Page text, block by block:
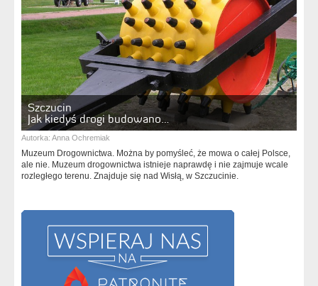
Szczucin
Jak kiedyś drogi budowano…
Autorka: Anna Ochremiak
Muzeum Drogownictwa. Można by pomyśleć, że mowa o całej Polsce,
ale nie. Muzeum drogownictwa istnieje naprawdę i nie zajmuje wcale
rozległego terenu. Znajduje się nad Wisłą, w Szczucinie.